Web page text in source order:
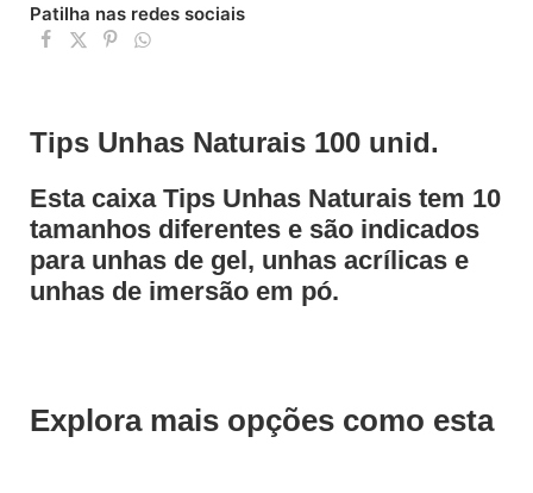
Patilha nas redes sociais
Tips Unhas Naturais 100 unid.
Esta caixa Tips Unhas Naturais tem 10
tamanhos diferentes e são indicados
para unhas de gel, unhas acrílicas e
unhas de imersão em pó.
Explora mais opções como esta